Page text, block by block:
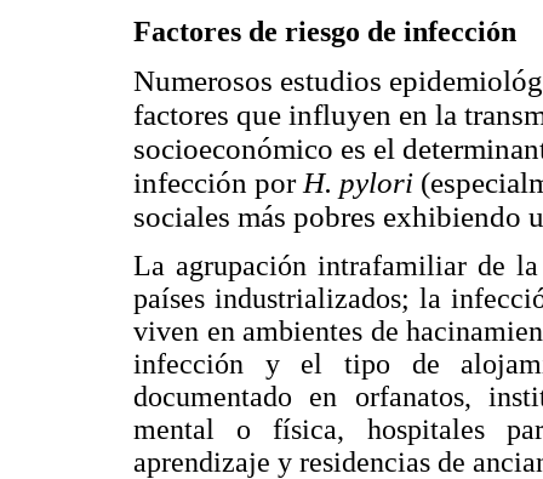
Factores de riesgo de infección
Numerosos estudios
factores que influyen en la
socioeconómico es el
infección por H. pylori
sociales más pobres exhibiendo
La agrupación intrafamiliar de
países industrializados; la
viven en ambientes de
infección y el tipo de
documentado en orfanatos,
mental o física, hospitales
aprendizaje y residencias de